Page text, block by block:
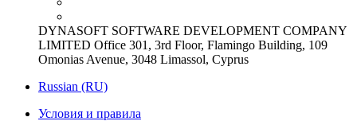
DYNASOFT SOFTWARE DEVELOPMENT COMPANY
LIMITED Office 301, 3rd Floor, Flamingo Building, 109
Omonias Avenue, 3048 Limassol, Cyprus
Russian (RU)
Условия и правила